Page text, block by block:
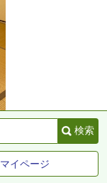
検索
マイページ